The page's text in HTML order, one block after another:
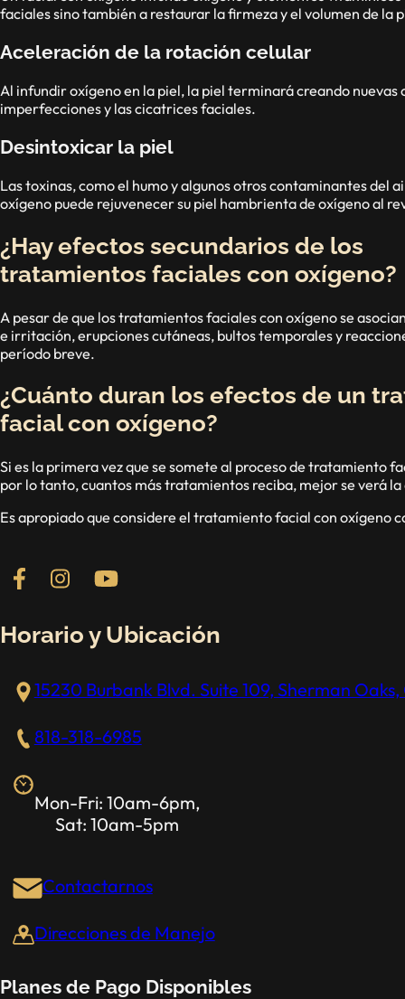
faciales sino también a restaurar la firmeza y el volumen de la
Aceleración de la rotación celular
Al infundir oxígeno en la piel, la piel terminará creando nuevas
imperfecciones y las cicatrices faciales.
Desintoxicar la piel
Las toxinas, como el humo y algunos otros contaminantes
oxígeno puede rejuvenecer su piel hambrienta de oxígeno al
¿Hay efectos secundarios de los
tratamientos faciales con oxígeno?
A pesar de que los tratamientos faciales con oxígeno se
e irritación, erupciones cutáneas, bultos temporales y
período breve.
¿Cuánto duran los efectos de un
facial con oxígeno?
Si es la primera vez que se somete al proceso de tratamiento
por lo tanto, cuantos más tratamientos reciba, mejor se verá
Es apropiado que considere el tratamiento facial con oxígeno
Follow us on Facebook
Follow us on Instagram
Check out our YouTube channel
Horario y Ubicación
15230 Burbank Blvd. Suite 109, Sherman Oaks,
818-318-6985
Mon-Fri: 10am-6pm,
Sat: 10am-5pm
Contactarnos
Direcciones de Manejo
Planes de Pago Disponibles